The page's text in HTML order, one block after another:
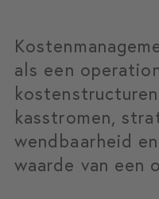
als een
kasstromen,
wendbaarheid
waarde van een